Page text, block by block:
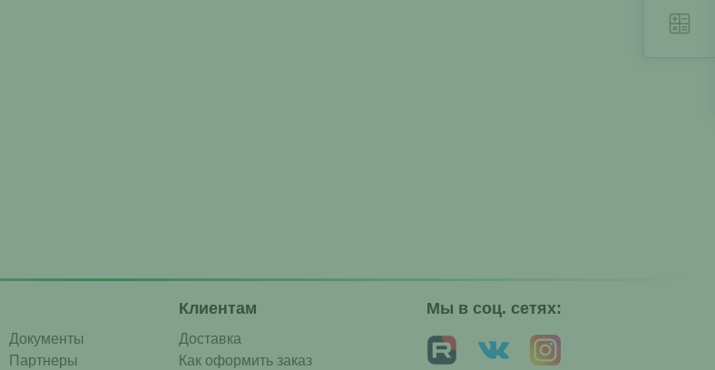
Документы
Партнеры
Клиентам
Доставка
Как оформить заказ
Мы в соц. сетях: